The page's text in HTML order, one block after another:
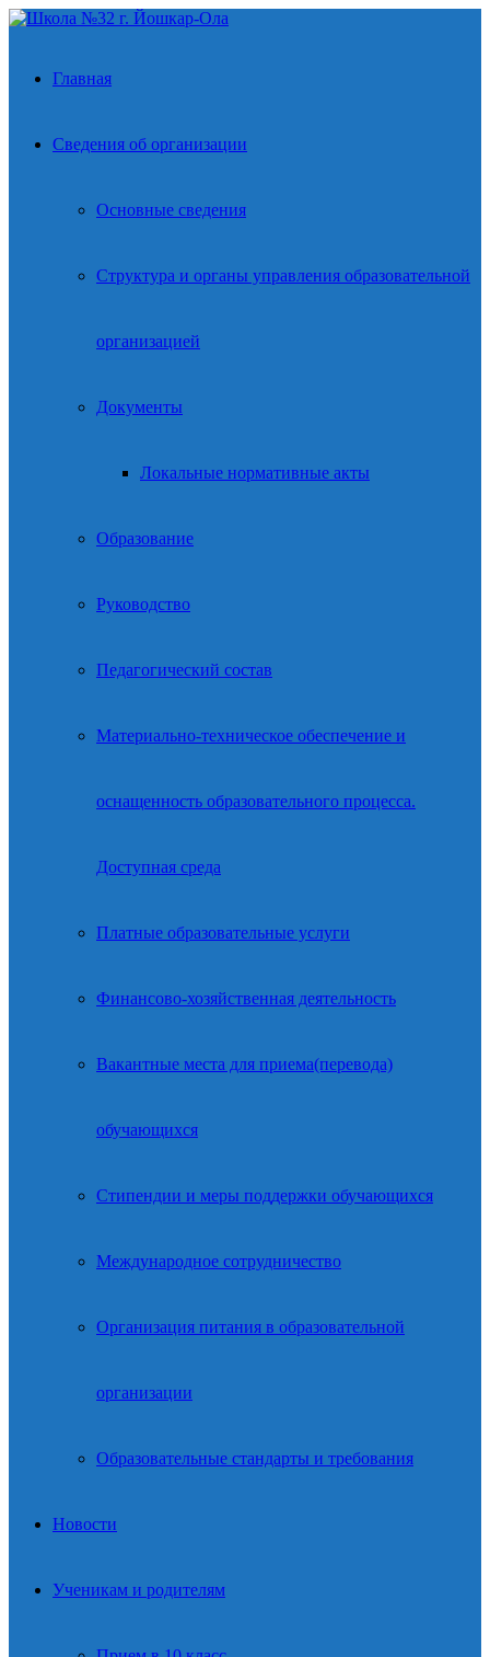
Главная
Сведения об организации
Основные сведения
Структура и органы управления образовательной
организацией
Документы
Локальные нормативные акты
Образование
Руководство
Педагогический состав
Материально-техническое обеспечение и
оснащенность образовательного процесса.
Доступная среда
Платные образовательные услуги
Финансово-хозяйственная деятельность
Вакантные места для приема(перевода)
обучающихся
Стипендии и меры поддержки обучающихся
Международное сотрудничество
Организация питания в образовательной
организации
Образовательные стандарты и требования
Новости
Ученикам и родителям